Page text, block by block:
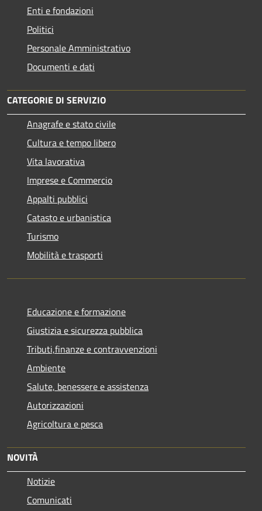
Enti e fondazioni
Politici
Personale Amministrativo
Documenti e dati
CATEGORIE DI SERVIZIO
Anagrafe e stato civile
Cultura e tempo libero
Vita lavorativa
Imprese e Commercio
Appalti pubblici
Catasto e urbanistica
Turismo
Mobilità e trasporti
Educazione e formazione
Giustizia e sicurezza pubblica
Tributi,finanze e contravvenzioni
Ambiente
Salute, benessere e assistenza
Autorizzazioni
Agricoltura e pesca
NOVITÀ
Notizie
Comunicati